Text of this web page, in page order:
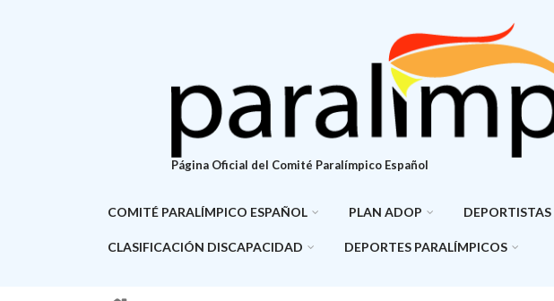
Página Oficial del Comité Paralímpico Español
COMITÉ PARALÍMPICO ESPAÑOL PLAN ADOP DEPORTISTAS
CLASIFICACIÓN DISCAPACIDAD DEPORTES PARALÍMPICOS